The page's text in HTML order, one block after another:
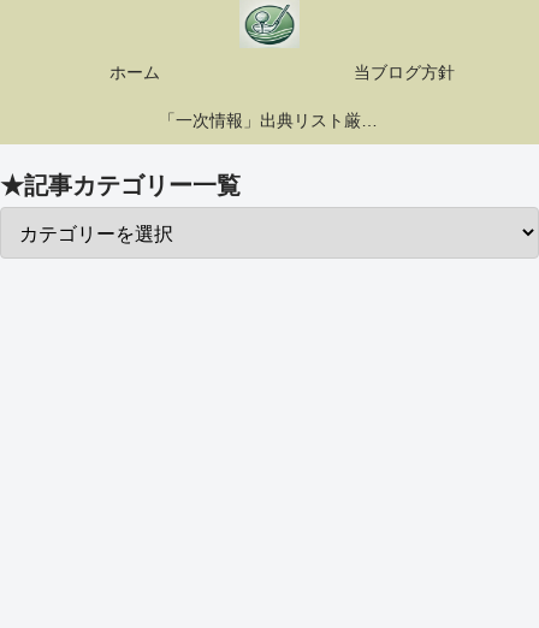
ホーム 当ブログ方針
「一次情報」出典リスト厳選10選
★記事カテゴリー一覧